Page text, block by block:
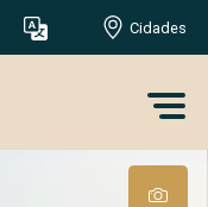
Cidades